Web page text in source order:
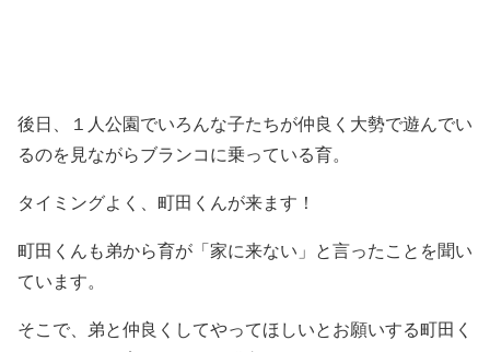
後日、１人公園でいろんな子たちが仲良く大勢で遊んでい
るのを見ながらブランコに乗っている育。
タイミングよく、町田くんが来ます！
町田くんも弟から育が「家に来ない」と言ったことを聞い
ています。
そこで、弟と仲良くしてやってほしいとお願いする町田く